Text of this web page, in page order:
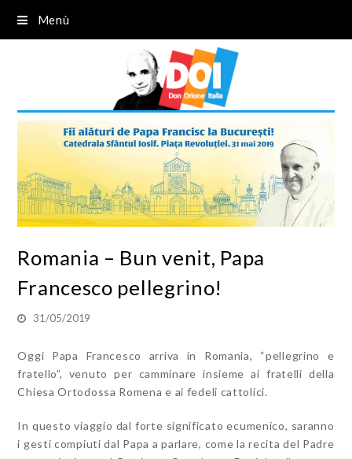
Menù
Romania – Bun venit, Papa
Francesco pellegrino!
31/05/2019
Oggi Papa Francesco arriva in Romania, “pellegrino e
fratello”, venuto per camminare insieme ai fratelli della
Chiesa Ortodossa Romena e ai fedeli cattolici.
In questo viaggio dal forte significato ecumenico, saranno
i gesti compiuti dal Papa a parlare, come la recita del Padre